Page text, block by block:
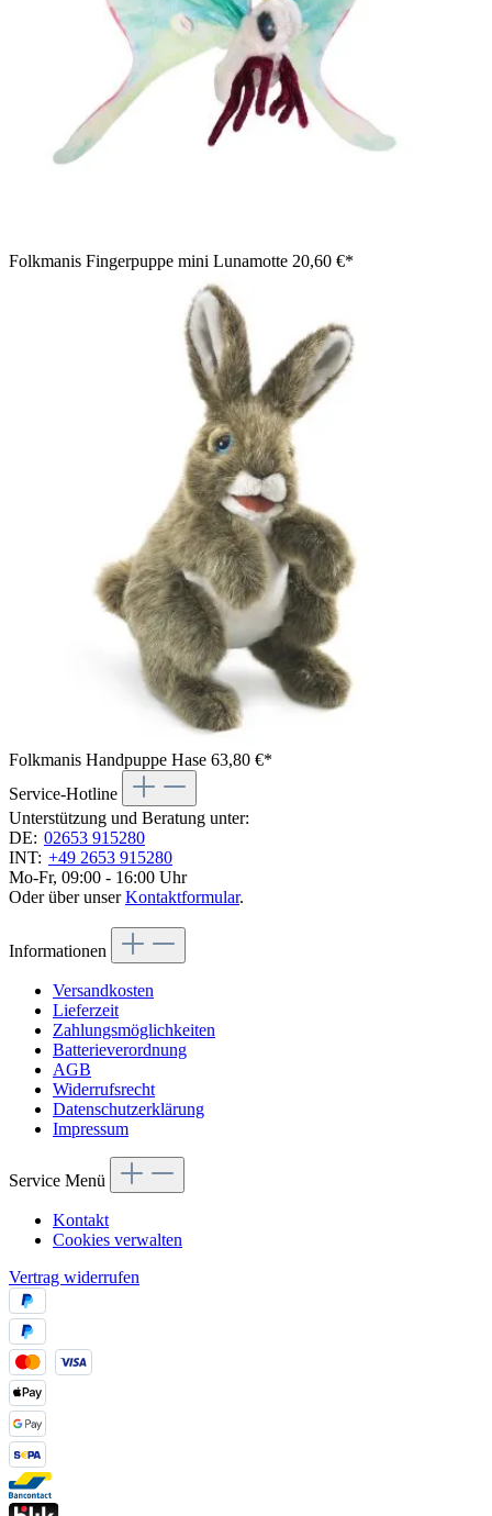
Folkmanis Fingerpuppe mini Lunamotte 20,60 €*
Folkmanis Handpuppe Hase 63,80 €*
Service-Hotline
Unterstützung und Beratung unter:
DE: 02653 915280
INT: +49 2653 915280
Mo-Fr, 09:00 - 16:00 Uhr
Oder über unserKontaktformular.
Informationen
Versandkosten
Lieferzeit
Zahlungsmöglichkeiten
Batterieverordnung
AGB
Widerrufsrecht
Datenschutzerklärung
Impressum
Service Menü
Kontakt
Cookies verwalten
Vertrag widerrufen